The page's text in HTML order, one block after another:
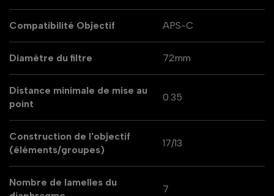
Compatibilité Objectif APS-C
Diamètre du filtre 72mm
Distance minimale de mise au
point
0.35
Construction de l'objectif
(éléments/groupes)
17/13
Nombre de lamelles du
7